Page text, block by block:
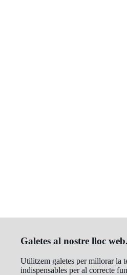
Galetes al nostre lloc web.
Utilitzem galetes per millorar la
indispensables per al correcte